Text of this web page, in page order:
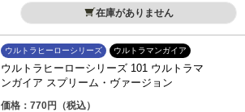
在庫がありません
ウルトラヒーローシリーズ ウルトラマンガイア
ウルトラヒーローシリーズ 101 ウルトラマ
ンガイア スプリーム・ヴァージョン
価格：770円（税込）